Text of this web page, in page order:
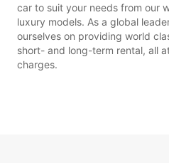
car to suit your needs from our
luxury models. As a global
ourselves on providing world
short- and long-term rental, all
charges.